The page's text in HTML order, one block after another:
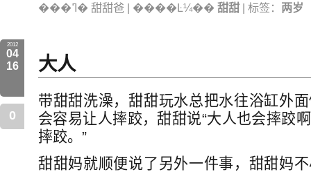
���ߣ� 甜甜爸 | ����Ŀ¼�� 甜甜 | 标签： 两岁
2012
04
16
0
大人
带甜甜洗澡，甜甜玩水总把水往浴缸外
会容易让人摔跤，甜甜说“大人也会摔跤
摔跤。”
甜甜妈就顺便说了另外一件事，甜甜妈